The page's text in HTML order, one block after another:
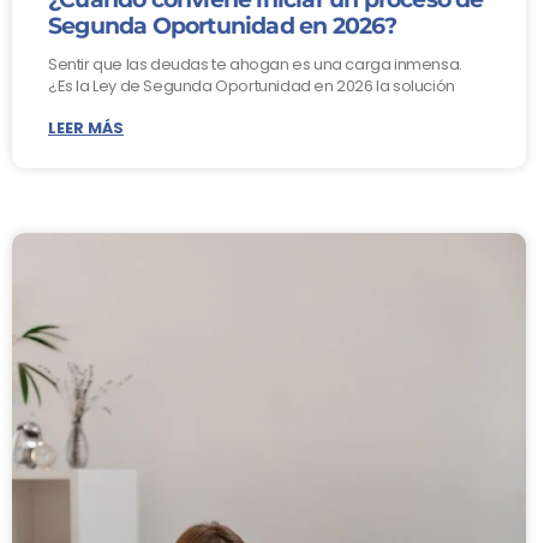
Segunda Oportunidad en 2026?
Sentir que las deudas te ahogan es una carga inmensa.
¿Es la Ley de Segunda Oportunidad en 2026 la solución
LEER MÁS